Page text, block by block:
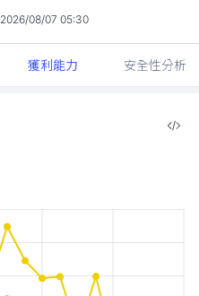
2026/08/07 05:30
獲利能力 安全性分析